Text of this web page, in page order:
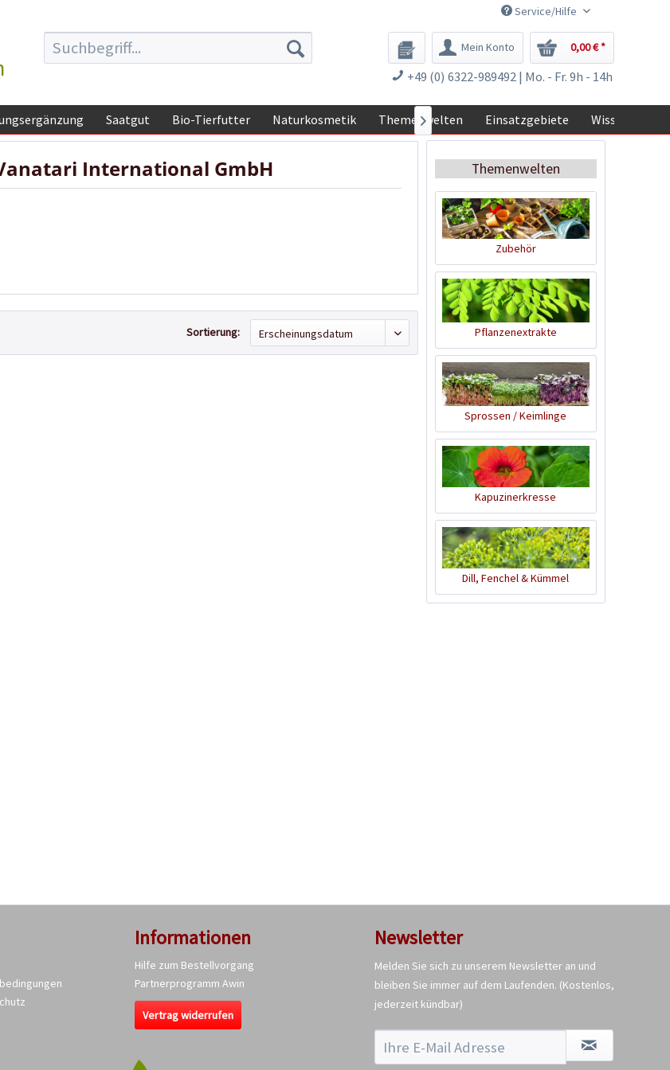
Service/Hilfe
Mein Konto 0,00 € *
+49 (0) 6322-989492 | Mo. - Fr. 9h - 14h
Saatgut Bio-Tierfutter Naturkosmetik Themenwelten Einsatzgebiete Wissen

International GmbH
Sortierung:
Themenwelten
Zubehör
Pflanzenextrakte
Sprossen / Keimlinge
Kapuzinerkresse
Dill, Fenchel & Kümmel
Informationen
Hilfe zum Bestellvorgang
Partnerprogramm Awin
Vertrag widerrufen
Newsletter
Melden Sie sich zu unserem Newsletter an und
bleiben Sie immer auf dem Laufenden. (Kostenlos,
jederzeit kündbar)